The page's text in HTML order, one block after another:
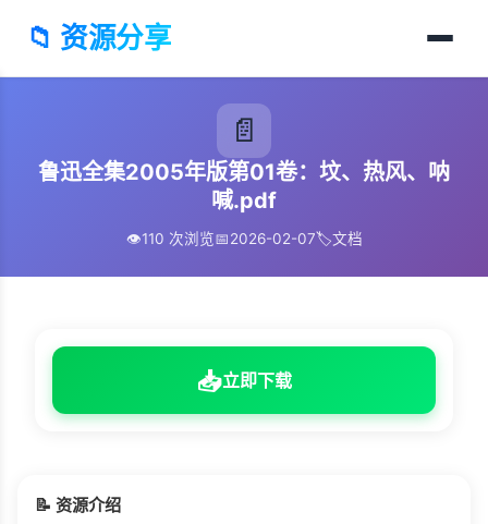
📁 资源分享
📄
鲁迅全集2005年版第01卷：坟、热风、呐
喊.pdf
👁️110 次浏览📅2026-02-07🏷️文档
📥立即下载
📝 资源介绍